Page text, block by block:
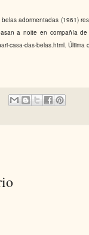
adormentadas (1961)
a noite en compañía
casa-das-belas.html.